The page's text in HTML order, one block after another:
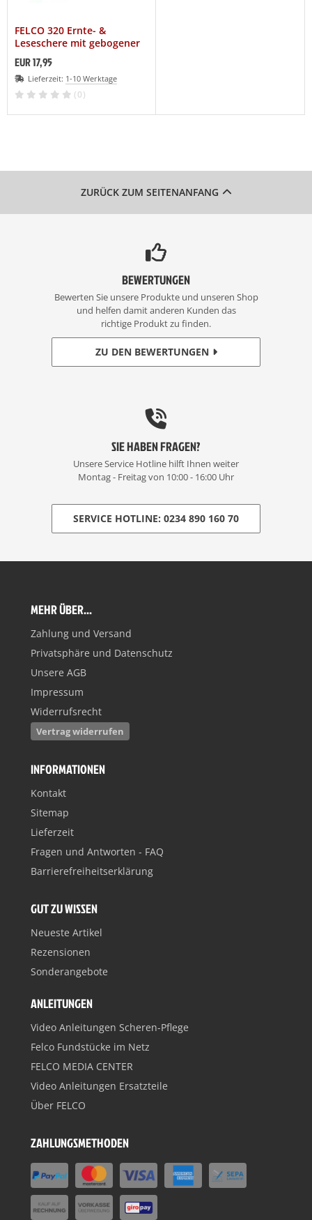
FELCO 320 Ernte- &
Leseschere mit gebogener
Klinge
EUR 17,95
Lieferzeit: 1-10 Werktage
(0)
ZURÜCK ZUM SEITENANFANG
BEWERTUNGEN
Bewerten Sie unsere Produkte und unseren Shop
und helfen damit anderen Kunden das
richtige Produkt zu finden.
ZU DEN BEWERTUNGEN
SIE HABEN FRAGEN?
Unsere Service Hotline hilft Ihnen weiter
Montag - Freitag von 10:00 - 16:00 Uhr
SERVICE HOTLINE: 0234 890 160 70
MEHR ÜBER...
Zahlung und Versand
Privatsphäre und Datenschutz
Unsere AGB
Impressum
Widerrufsrecht
Vertrag widerrufen
INFORMATIONEN
Kontakt
Sitemap
Lieferzeit
Fragen und Antworten - FAQ
Barrierefreiheitserklärung
GUT ZU WISSEN
Neueste Artikel
Rezensionen
Sonderangebote
ANLEITUNGEN
Video Anleitungen Scheren-Pflege
Felco Fundstücke im Netz
FELCO MEDIA CENTER
Video Anleitungen Ersatzteile
Über FELCO
ZAHLUNGSMETHODEN